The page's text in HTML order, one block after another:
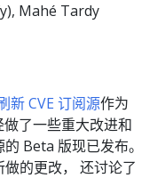
Mahé Tardy
新 CVE 订阅源作为
了一些重大改进和
Beta 版现已发布。
的更改， 还讨论了